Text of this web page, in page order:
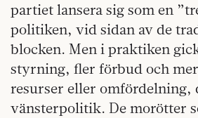
partiet lansera sig som en
politiken, vid sidan av de
blocken. Men i praktiken
styrning, fler förbud och
resurser eller omfördelning,
vänsterpolitik. De morötter